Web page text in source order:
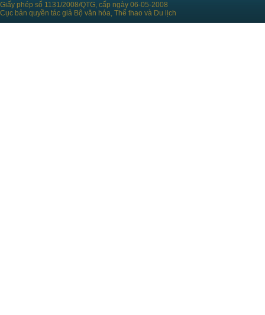
Giấy phép số 1131/2008/QTG, cấp ngày 06-05-2008
Cục bản quyền tác giả Bộ văn hóa, Thể thao và Du lịch